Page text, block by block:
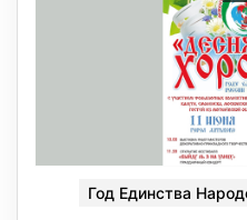
Год Единства